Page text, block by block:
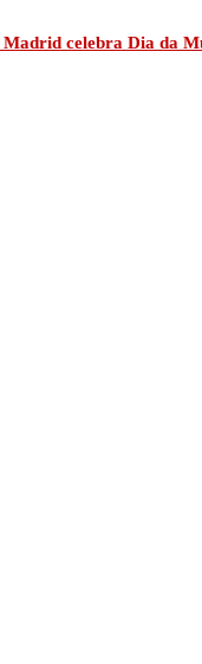
Madrid celebra Dia da